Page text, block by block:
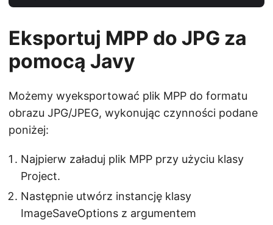
Eksportuj MPP do JPG za
pomocą Javy
Możemy wyeksportować plik MPP do formatu
obrazu JPG/JPEG, wykonując czynności podane
poniżej:
Najpierw załaduj plik MPP przy użyciu klasy
Project.
Następnie utwórz instancję klasy
ImageSaveOptions z argumentem